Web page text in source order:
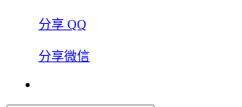
分享 QQ
分享微信